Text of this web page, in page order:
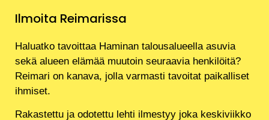
Ilmoita Reimarissa
Haluatko tavoittaa Haminan talousalueella asuvia
sekä alueen elämää muutoin seuraavia henkilöitä?
Reimari on kanava, jolla varmasti tavoitat paikalliset
ihmiset.
Rakastettu ja odotettu lehti ilmestyy joka keskiviikko